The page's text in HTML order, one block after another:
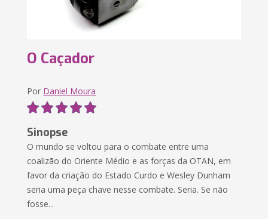
O Caçador
Por Daniel Moura
Sinopse
O mundo se voltou para o combate entre uma
coalizão do Oriente Médio e as forças da OTAN, em
favor da criação do Estado Curdo e Wesley Dunham
seria uma peça chave nesse combate. Seria. Se não
fosse...